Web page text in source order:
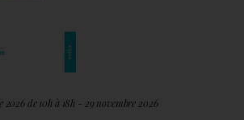
de 10h à 18h - 29 novembre 2026